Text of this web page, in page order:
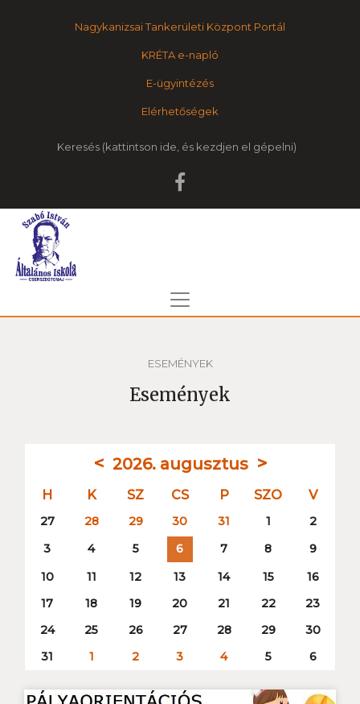
Nagykanizsai Tankerületi Központ Portál
KRÉTA e-napló
E-ügyintézés
Elérhetőségek
Keresés
ESEMÉNYEK
Események
< 2026. augusztus >
H K SZ CS P SZO V
27 28 29 30 31 1
2
3
4 5 6 7 8
9
10
11 12 13 14 15
16
17
18 19 20 21 22
23
24
25 26 27 28 29
30
31
1 2 3 4 5 6